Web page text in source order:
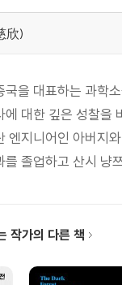
欣)
국을 대표하는 과학
에 대한 깊은 성찰을
엔지니어인 아버지
를 졸업하고 산시 냥
작가의 다른 책